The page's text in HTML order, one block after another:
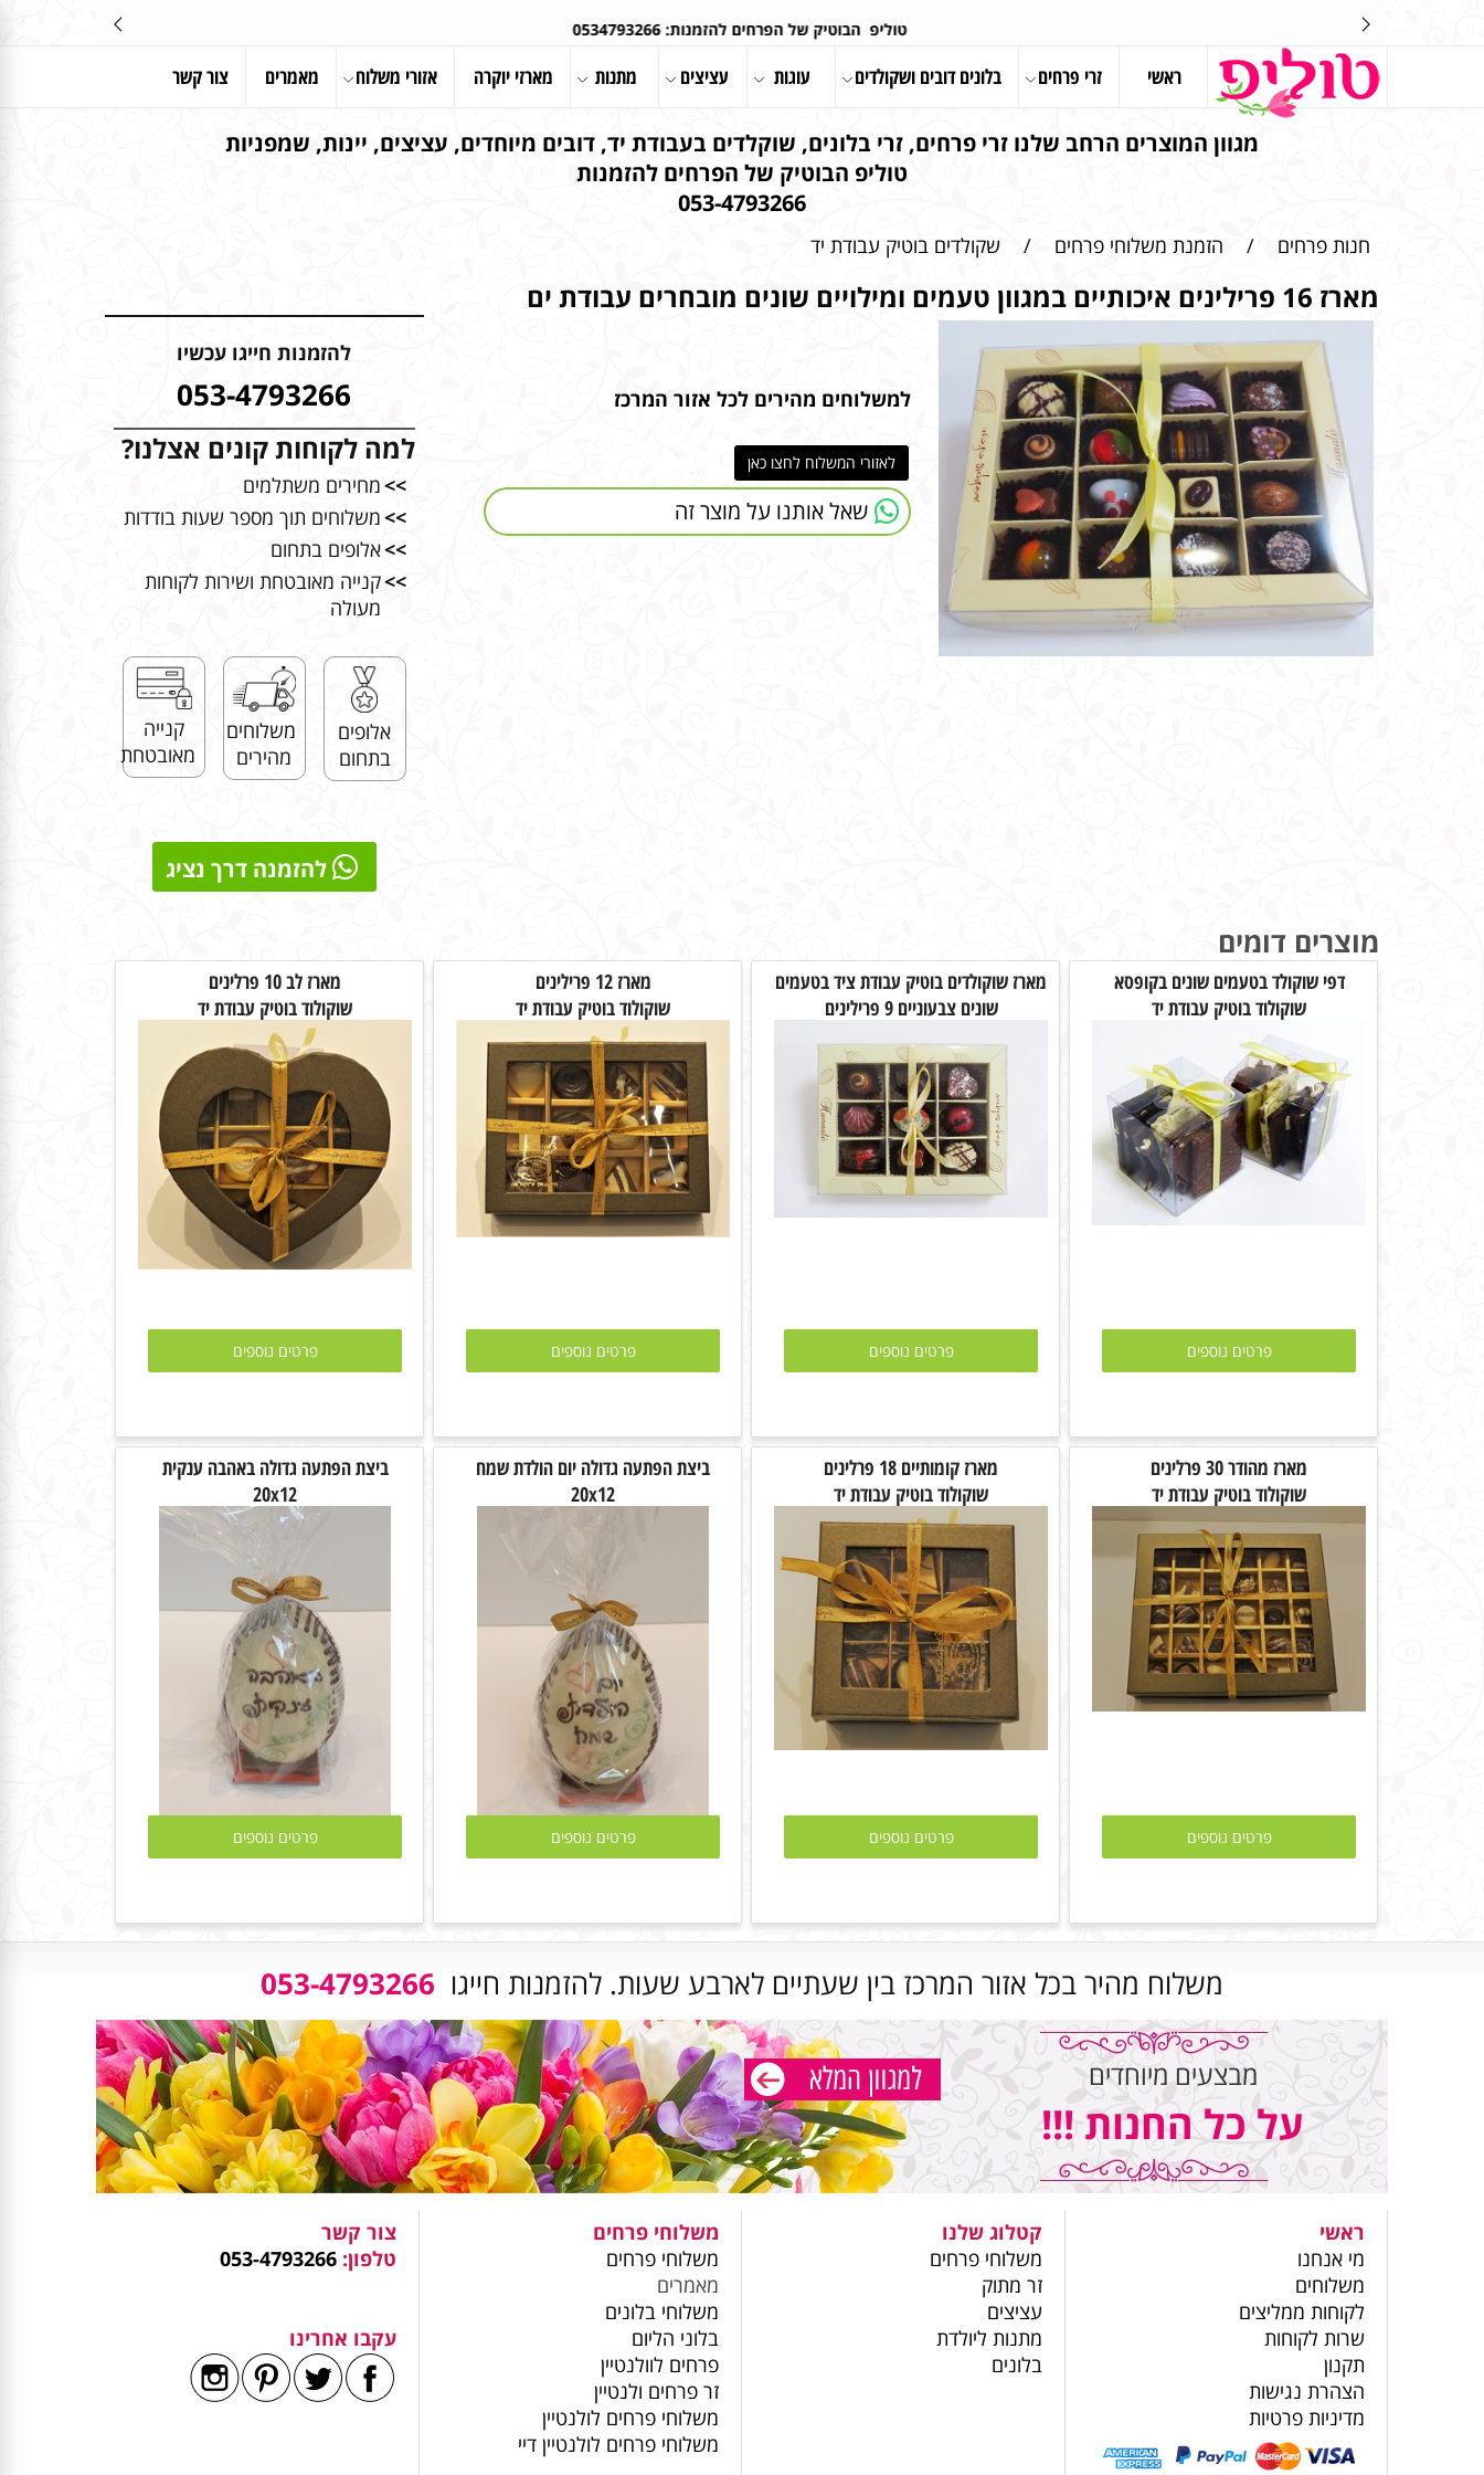
טוליפ הבוטיק של הפרחים להזמנות: 0534793266
ראשי זרי פרחים בלונים דובים ושקולדים עוגות עציצים מתנות מארזי יוקרה אזורי משלוח מאמרים צור קשר
מגוון המוצרים הרחב שלנו זרי פרחים, זרי בלונים, שוקלדים בעבודת יד, דובים מיוחדים, עציצים, יינות, שמפניות
טוליפ הבוטיק של הפרחים להזמנות
053-4793266
חנות פרחים / הזמנת משלוחי פרחים / שקולדים בוטיק עבודת יד
מארז 16 פרילינים איכותיים במגוון טעמים ומילויים שונים מובחרים עבודת ים
למשלוחים מהירים לכל אזור המרכז
לאזורי המשלוח לחצו כאן
שאל אותנו על מוצר זה
להזמנות חייגו עכשיו
053-4793266
למה לקוחות קונים אצלנו?
>>מחירים משתלמים
>>משלוחים תוך מספר שעות בודדות
>>אלופים בתחום
>>קנייה מאובטחת ושירות לקוחות
מעולה
אלופים
בתחום
משלוחים
מהירים
קנייה
מאובטחת
להזמנה דרך נציג
מוצרים דומים
דפי שוקולד בטעמים שונים בקופסא
שוקולוד בוטיק עבודת יד
פרטים נוספים
מארז שוקולדים בוטיק עבודת ציד בטעמים
שונים צבעוניים 9 פרילינים
פרטים נוספים
מארז 12 פרילינים
שוקולוד בוטיק עבודת יד
פרטים נוספים
מארז לב 10 פרלינים
שוקולוד בוטיק עבודת יד
פרטים נוספים
מארז מהודר 30 פרלינים
שוקולוד בוטיק עבודת יד
פרטים נוספים
מארז קומותיים 18 פרלינים
שוקולוד בוטיק עבודת יד
פרטים נוספים
ביצת הפתעה גדולה יום הולדת שמח
20x12
פרטים נוספים
ביצת הפתעה גדולה באהבה ענקית
20x12
פרטים נוספים
משלוח מהיר בכל אזור המרכז בין שעתיים לארבע שעות. להזמנות חייגו 053-4793266
מבצעים מיוחדים
על כל החנות !!!
ראשי
מי אנחנו
משלוחים
לקוחות ממליצים
שרות לקוחות
תקנון
הצהרת נגישות
מדיניות פרטיות
קטלוג שלנו
משלוחי פרחים
זר מתוק
עציצים
מתנות ליולדת
בלונים
משלוחי פרחים
משלוחי פרחים
מאמרים
משלוחי בלונים
בלוני הליום
פרחים לוולנטיין
זר פרחים ולנטיין
משלוחי פרחים לולנטיין
משלוחי פרחים לולנטיין דיי
צור קשר
טלפון:053-4793266
עקבו אחרינו